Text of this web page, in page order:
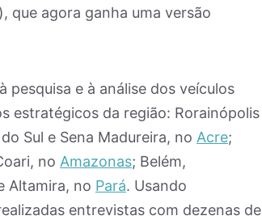
que agora ganha uma versão
pesquisa e à análise dos veículos
estratégicos da região: Rorainópolis
Sul e Sena Madureira, no Acre;
no Amazonas; Belém,
Altamira, no Pará. Usando
entrevistas com dezenas de